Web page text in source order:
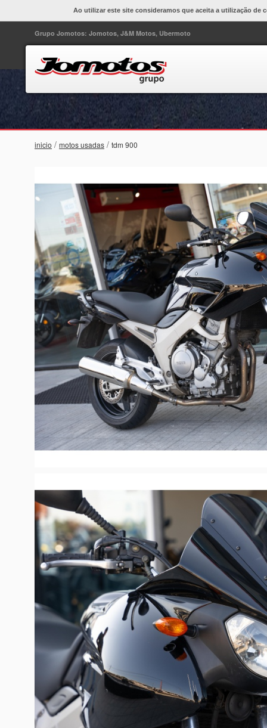
Ao utilizar este site consideramos que aceita a utilização de
Grupo Jomotos: Jomotos, J&M Motos, Ubermoto
inicio / motos usadas / tdm 900